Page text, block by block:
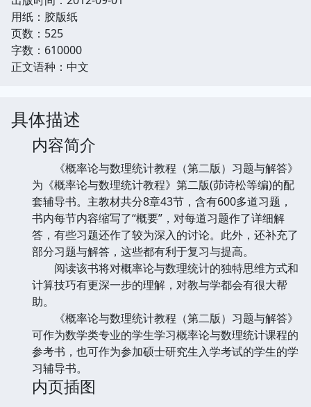
用纸：胶版纸
页数：525
字数：610000
正文语种：中文
具体描述
内容简介
《概率论与数理统计教程（第二版）习题与解答》
为《概率论与数理统计教程》第二版(茆诗松等编)的配
套辅导书。主教材共分8章43节，含有600多道习题，
书内每节内容缩写了“概要”，对每道习题作了详细解
答，有些习题还作了较为深入的讨论。此外，还补充了
部分习题与解答，这些都有利于复习与提高。
阅读该书将对概率论与数理统计的独特思维方式和
计算技巧有更深一步的理解，对教与学都会有很大帮
助。
《概率论与数理统计教程（第二版）习题与解答》
可作为数学类专业的学生学习概率论与数理统计课程的
参考书，也可作为参加硕士研究生入学考试的学生的学
习辅导书。
内页插图